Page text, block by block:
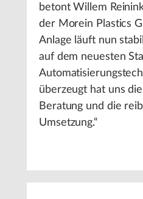
betont Willem
der Morein Plastics
Anlage läuft nun
auf dem neuesten
überzeugt hat uns
Beratung und die
Umsetzung.“